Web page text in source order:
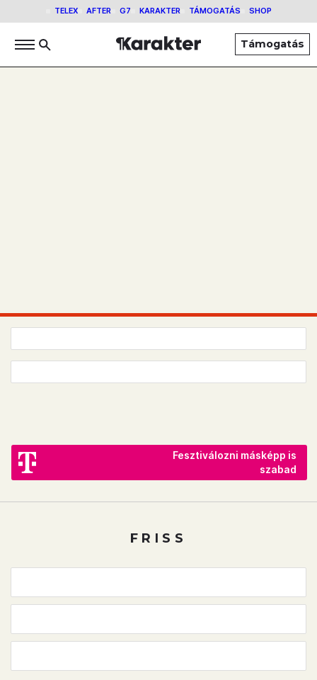
TELEX AFTER G7 KARAKTER TÁMOGATÁS SHOP
Támogatás
Fesztiválozni másképp is
szabad
FRISS